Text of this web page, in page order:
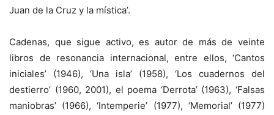
Juan de la Cruz y la mística’.
Cadenas, que sigue activo, es autor de más de veinte
libros de resonancia internacional, entre ellos, ‘Cantos
iniciales’ (1946), ‘Una isla’ (1958), ‘Los cuadernos del
destierro’ (1960, 2001), el poema ‘Derrota’ (1963), ‘Falsas
maniobras’ (1966), ‘Intemperie’ (1977), ‘Memorial’ (1977)